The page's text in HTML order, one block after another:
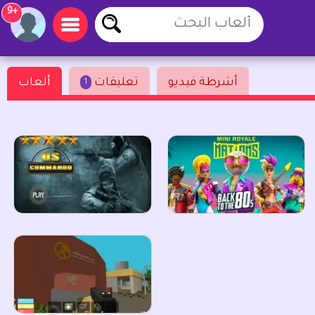
+9
ألعاب 1 تعليقات أشرطة فيديو